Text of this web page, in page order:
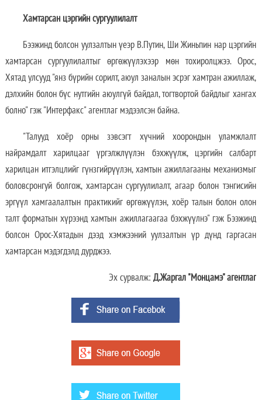
Хамтарсан цэргийн сургуулилалт
Бээжинд болсон уулзалтын үеэр В.Путин, Ши Жиньпин нар цэргийн
хамтарсан сургуулилалтыг өргөжүүлэхээр мөн тохиролцжээ. Орос,
Хятад улсууд "янз бүрийн сорилт, аюул заналын эсрэг хамтран ажиллаж,
дэлхийн болон бүс нутгийн аюулгүй байдал, тогтвортой байдлыг хангах
болно" гэж "Интерфакс" агентлаг мэдээлсэн байна.
"Талууд хоёр орны зэвсэгт хүчний хоорондын уламжлалт
найрамдалт харилцааг үргэлжлүүлэн бэхжүүлж, цэргийн салбарт
харилцан итгэлцлийг гүнзгийрүүлэн, хамтын ажиллагааны механизмыг
боловсронгуй болгож, хамтарсан сургуулилалт, агаар болон тэнгисийн
эргүүл хамгаалалтын практикийг өргөжүүлэн, хоёр талын болон олон
талт форматын хүрээнд хамтын ажиллагаагаа бэхжүүлнэ" гэж Бээжинд
болсон Орос-Хятадын дээд хэмжээний уулзалтын үр дүнд гаргасан
хамтарсан мэдэгдэлд дурджээ.
Эх сурвалж: Д.Жаргал "Монцамэ" агентлаг